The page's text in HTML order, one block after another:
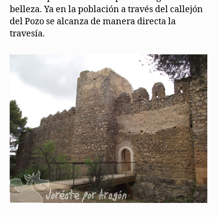
belleza. Ya en la población a través del callejón
del Pozo se alcanza de manera directa la
travesía.